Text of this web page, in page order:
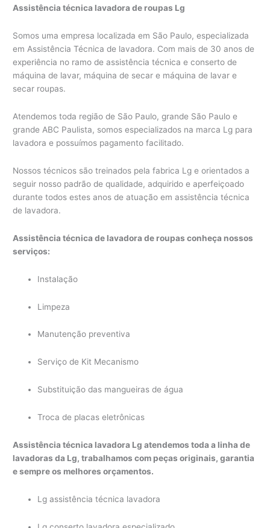
Assistência técnica lavadora de roupas Lg
Somos uma empresa localizada em São Paulo, especializada
em Assistência Técnica de lavadora. Com mais de 30 anos de
experiência no ramo de assistência técnica e conserto de
máquina de lavar, máquina de secar e máquina de lavar e
secar roupas.
Atendemos toda região de São Paulo, grande São Paulo e
grande ABC Paulista, somos especializados na marca Lg para
lavadora e possuímos pagamento facilitado.
Nossos técnicos são treinados pela fabrica Lg e orientados a
seguir nosso padrão de qualidade, adquirido e aperfeiçoado
durante todos estes anos de atuação em assistência técnica
de lavadora.
Assistência técnica de lavadora de roupas conheça nossos
serviços:
Instalação
Limpeza
Manutenção preventiva
Serviço de Kit Mecanismo
Substituição das mangueiras de água
Troca de placas eletrônicas
Assistência técnica lavadora Lg atendemos toda a linha de
lavadoras da Lg, trabalhamos com peças originais, garantia
e sempre os melhores orçamentos.
Lg assistência técnica lavadora